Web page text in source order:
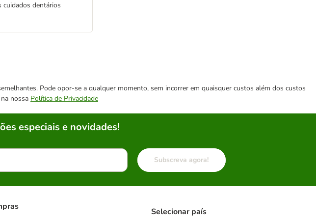
cuidados dentários
Pode opor-se a qualquer momento, sem incorrer em quaisquer custos além dos custos
nossa Política de Privacidade
especiais e novidades!
Subscreva agora!
Selecionar país